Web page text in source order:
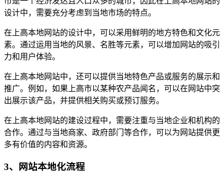
设计中，需要充分考虑到当地市场的特点。
在上高本地网站的设计中，可以采用鲜明的地方特色和文化元
素。通过运用当地的风景、名胜等元素，可以增加网站的吸引
力和用户体验。
在上高本地网站中，还可以提供当地特色产品或服务的展示和
推广。例如，如果上高市以某种农产品闻名，可以在网站中突
出展示该产品，并提供相关购买或预订服务。
在上高本地网站的建设过程中，需要注重与当地企业和机构的
合作。通过与当地商家、政府部门等合作，可以为网站提供更
多有价值的内容和资源。
3、网站本地化流程